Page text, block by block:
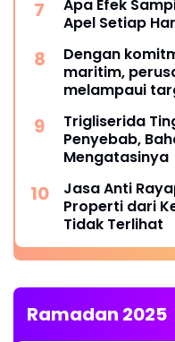
Apa Efek
Apel Setiap
Dengan
maritim,
melampaui
Trigliserida
Penyebab,
Mengatasinya
Jasa Anti
Properti dari
Tidak Terlihat
Ramadan 2025